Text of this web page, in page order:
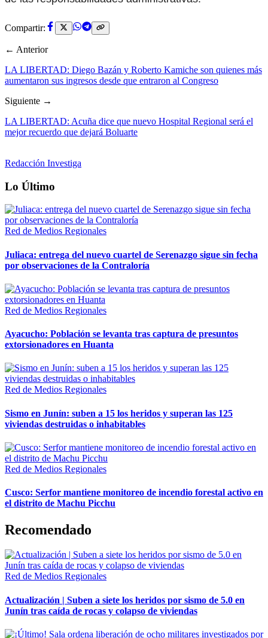
Compartir:
← Anterior
LA LIBERTAD: Diego Bazán y Roberto Kamiche son quienes más
aumentaron sus ingresos desde que entraron al Congreso
Siguiente →
LA LIBERTAD: Acuña dice que nuevo Hospital Regional será el
mejor recuerdo que dejará Boluarte
Redacción Investiga
Lo Último
Red de Medios Regionales
Juliaca: entrega del nuevo cuartel de Serenazgo sigue sin fecha
por observaciones de la Contraloría
Red de Medios Regionales
Ayacucho: Población se levanta tras captura de presuntos
extorsionadores en Huanta
Red de Medios Regionales
Sismo en Junín: suben a 15 los heridos y superan las 125
viviendas destruidas o inhabitables
Red de Medios Regionales
Cusco: Serfor mantiene monitoreo de incendio forestal activo en
el distrito de Machu Picchu
Recomendado
Red de Medios Regionales
Actualización | Suben a siete los heridos por sismo de 5.0 en
Junín tras caída de rocas y colapso de viviendas